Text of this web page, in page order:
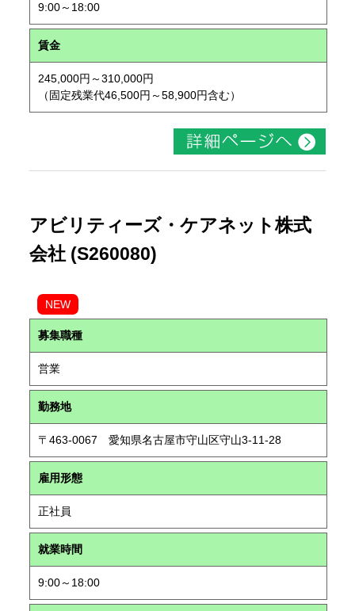
9:00～18:00
賃金
245,000円～310,000円
（固定残業代46,500円～58,900円含む）
アビリティーズ・ケアネット株式
会社 (S260080)
NEW
募集職種
営業
勤務地
〒463-0067 愛知県名古屋市守山区守山3-11-28
雇用形態
正社員
就業時間
9:00～18:00